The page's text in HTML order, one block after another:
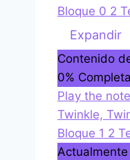
n
d
a
Bloque 0 2
ExpandirB
l
o
q
u
e
0
Contenido
0%
Play the
Twinkle,
Bloque 1 2